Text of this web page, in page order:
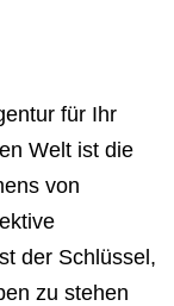
für Ihr
Welt ist die
von
der Schlüssel,
zu stehen